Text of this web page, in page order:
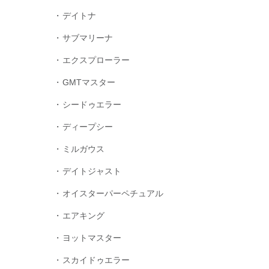
デイトナ
サブマリーナ
エクスプローラー
GMTマスター
シードゥエラー
ディープシー
ミルガウス
デイトジャスト
オイスターパーペチュアル
エアキング
ヨットマスター
スカイドゥエラー